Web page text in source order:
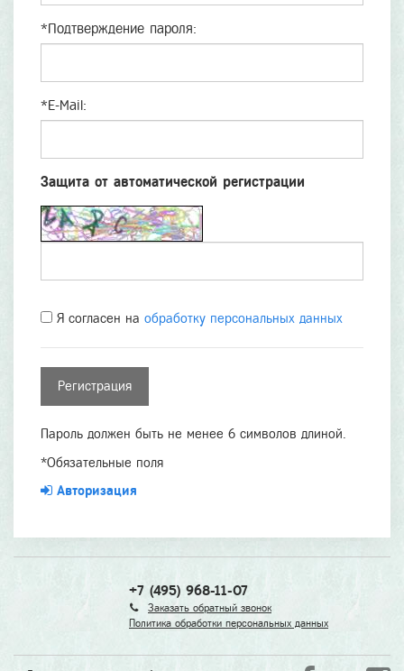
*Подтверждение пароля:
*E-Mail:
Защита от автоматической регистрации
Я согласен на обработку персональных данных
Пароль должен быть не менее 6 символов длиной.
*Обязательные поля
Авторизация
+7 (495) 968-11-07
Заказать обратный звонок
Политика обработки персональных данных